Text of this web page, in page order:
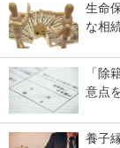
生命
な相
「除
意点
養子